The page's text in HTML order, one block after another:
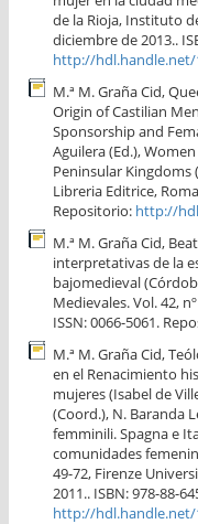
de la Rioja, Instituto
diciembre de 2013..
http://hdl.handle.net/
M.ª M. Graña Cid,
Origin of Castilian
Sponsorship and
Aguilera (Ed.),
Peninsular Kingdoms
Libreria Editrice,
Repositorio: http://
M.ª M. Graña Cid,
interpretativas de la
bajomedieval
Medievales. Vol. 42,
ISSN: 0066-5061.
M.ª M. Graña Cid,
en el Renacimiento
mujeres (Isabel de
(Coord.), N. Baranda
femminili. Spagna e
comunidades
49-72, Firenze
2011.. ISBN: 978-88-
http://hdl.handle.net/